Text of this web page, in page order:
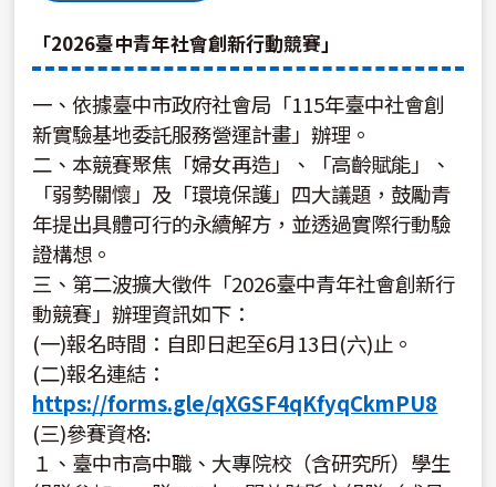
「2026臺中青年社會創新行動競賽」
一、依據臺中市政府社會局「115年臺中社會創
新實驗基地委託服務營運計畫」辦理。
二、本競賽聚焦「婦女再造」、「高齡賦能」、
「弱勢關懷」及「環境保護」四大議題，鼓勵青
年提出具體可行的永續解方，並透過實際行動驗
證構想。
三、第二波擴大徵件「2026臺中青年社會創新行
動競賽」辦理資訊如下：
(一)報名時間：自即日起至6月13日(六)止。
(二)報名連結：
https://forms.gle/qXGSF4qKfyqCkmPU8
(三)參賽資格:
１、臺中市高中職、大專院校（含研究所）學生